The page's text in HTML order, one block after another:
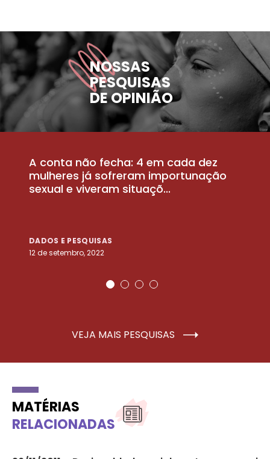
NOSSAS
PESQUISAS
DE OPINIÃO
A conta não fecha: 4 em cada dez
mulheres já sofreram importunação
sexual e viveram situaçõ...
DADOS E PESQUISAS
12 de setembro, 2022
VEJA MAIS PESQUISAS
MATÉRIAS
RELACIONADAS